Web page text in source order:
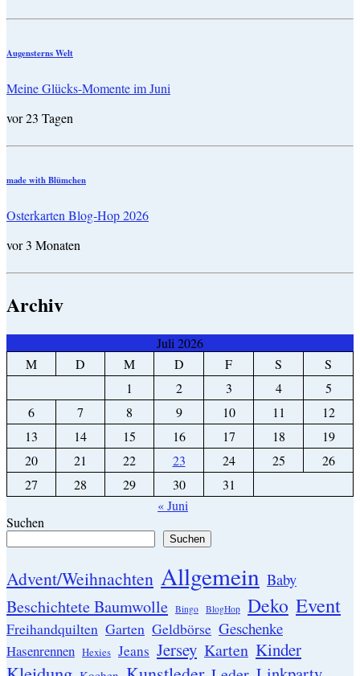
Augensterns Welt
Meine Glücks-Momente im Juni
vor 23 Tagen
made with Blümchen
Osterkarten Blog-Hop 2026
vor 3 Monaten
Archiv
Juli 2026
M
D M D F S
S
1
2 3 4
5
6
7 8 9 10 11
12
13
14 15 16 17 18
19
20
21 22 23 24 25
26
27
28 29 30
31
« Juni
Suchen
Suchen
Advent/Weihnachten Allgemein Baby
Beschichtete Baumwolle Bingo BlogHop Deko Event
Freihandquilten Garten Geldbörse Geschenke
Hasenrennen Hexies Jeans Jersey Karten Kinder